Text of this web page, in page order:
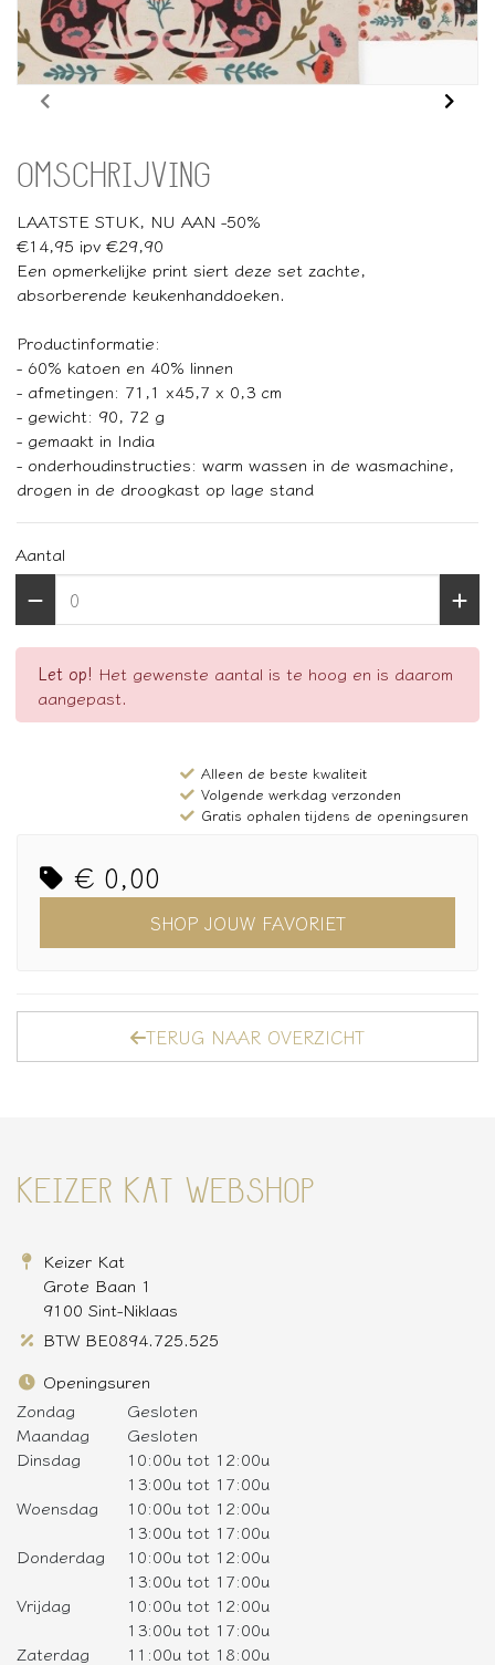
OMSCHRIJVING
LAATSTE STUK, NU AAN -50%
€14,95 ipv €29,90
Een opmerkelijke print siert deze set zachte,
absorberende keukenhanddoeken.
Productinformatie:
- 60% katoen en 40% linnen
- afmetingen: 71,1 x45,7 x 0,3 cm
- gewicht: 90, 72 g
- gemaakt in India
- onderhoudinstructies: warm wassen in de wasmachine,
drogen in de droogkast op lage stand
Aantal
Let op! Het gewenste aantal is te hoog en is daarom
aangepast.
Alleen de beste kwaliteit
Volgende werkdag verzonden
Gratis ophalen tijdens de openingsuren
€ 0,00
SHOP JOUW FAVORIET
TERUG NAAR OVERZICHT
KEIZER KAT WEBSHOP
Keizer Kat
Grote Baan 1
9100 Sint-Niklaas
BTW BE0894.725.525
Openingsuren
Zondag
Gesloten
Maandag
Gesloten
Dinsdag
10:00u tot 12:00u
13:00u tot 17:00u
Woensdag
10:00u tot 12:00u
13:00u tot 17:00u
Donderdag
10:00u tot 12:00u
13:00u tot 17:00u
Vrijdag
10:00u tot 12:00u
13:00u tot 17:00u
Zaterdag
11:00u tot 18:00u